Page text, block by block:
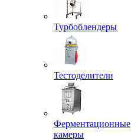
Турбоблендеры
Тестоделители
Ферментационные
камеры